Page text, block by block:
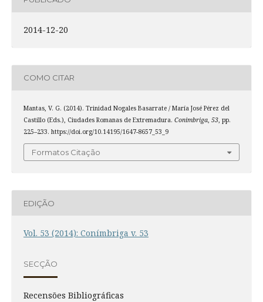
2014-12-20
COMO CITAR
Mantas, V. G. (2014). Trinidad Nogales Basarrate / María José Pérez del
Castillo (Eds.), Ciudades Romanas de Extremadura. Conimbriga, 53, pp.
225–233. https://doi.org/10.14195/1647-8657_53_9
Formatos Citação
EDIÇÃO
Vol. 53 (2014): Conímbriga v. 53
SECÇÃO
Recensões Bibliográficas